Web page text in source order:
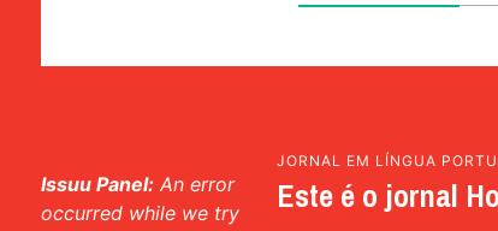
Issuu Panel: An error
occurred while we try
JORNAL EM LÍNGUA
Este é o jornal